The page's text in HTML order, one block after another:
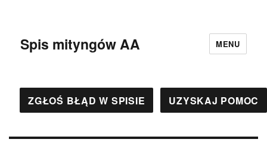
Spis mityngów AA MENU
ZGŁOŚ BŁĄD W SPISIE UZYSKAJ POMOC